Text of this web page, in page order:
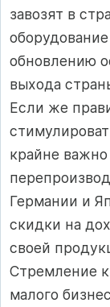
завозят в
обновлению
выхода
Если же
крайне
Германии и
скидки на
своей
Стремление
малого